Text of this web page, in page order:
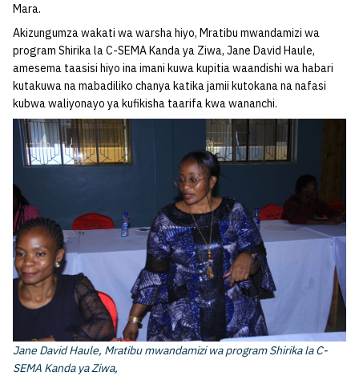
Mara.
Akizungumza wakati wa warsha hiyo, Mratibu mwandamizi wa
program Shirika la C-SEMA Kanda ya Ziwa, Jane David Haule,
amesema taasisi hiyo ina imani kuwa kupitia waandishi wa habari
kutakuwa na mabadiliko chanya katika jamii kutokana na nafasi
kubwa waliyonayo ya kufikisha taarifa kwa wananchi.
Jane David Haule, Mratibu mwandamizi wa program Shirika la C-
SEMA Kanda ya Ziwa,